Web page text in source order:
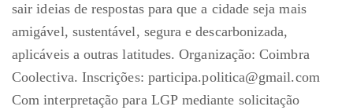
sair ideias de respostas para que a cidade seja mais
amigável, sustentável, segura e descarbonizada,
aplicáveis a outras latitudes. Organização: Coimbra
Coolectiva. Inscrições: participa.politica@gmail.com
Com interpretação para LGP mediante solicitação